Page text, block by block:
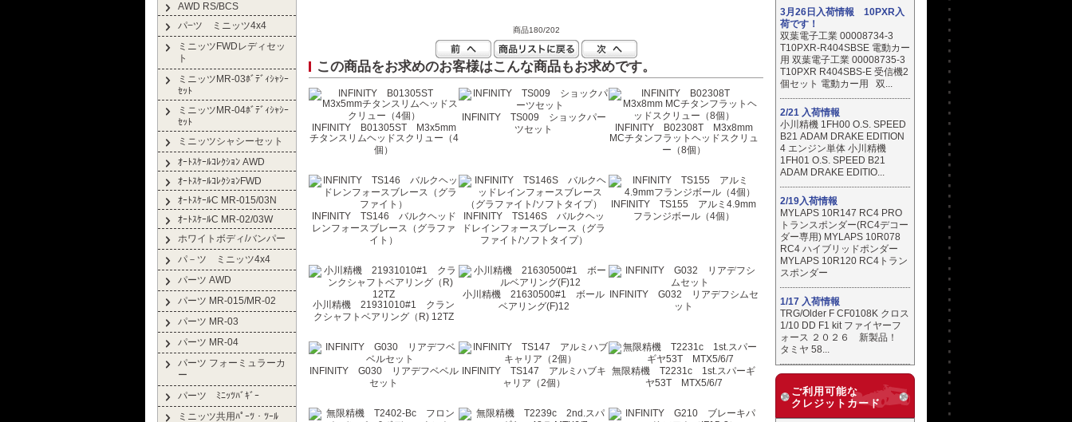
AWD RS/BCS
パ−ツ ミニッツ4x4
ミニッツFWDレディセッ
ト
ミニッツMR-03ﾎﾞﾃﾞｨｼｬｼｰ
ｾｯﾄ
ミニッツMR-04ﾎﾞﾃﾞｨｼｬｼｰ
ｾｯﾄ
ミニッツシャシーセット
ｵｰﾄｽｹｰﾙｺﾚｸｼｮﾝ AWD
ｵｰﾄｽｹｰﾙｺﾚｸｼｮﾝFWD
ｵｰﾄｽｹｰﾙC MR-015/03N
ｵｰﾄｽｹｰﾙC MR-02/03W
ホワイトボディ/バンパー
パ－ツ ミニッツ4x4
パーツ AWD
パーツ MR-015/MR-02
パーツ MR-03
パーツ MR-04
パーツ フォーミュラーカ
ー
パーツ ﾐﾆｯﾂﾊﾞｷﾞｰ
ミニッツ共用ﾊﾟｰﾂ・ﾂｰﾙ
商品180/202
この商品をお求めのお客様はこんな商品もお求めです。
INFINITY B01305ST M3x5mm
チタンスリムヘッドスクリュー（4
個）
INFINITY TS009 ショックパー
ツセット
INFINITY B02308T M3x8mm
MCチタンフラットヘッドスクリュ
ー（8個）
INFINITY TS146 バルクヘッド
レンフォースブレース（グラファ
イト）
INFINITY TS146S バルクヘッ
ドレインフォースブレース（グラ
ファイト/ソフトタイプ）
INFINITY TS155 アルミ4.9mm
フランジボール（4個）
小川精機 21931010#1 クラン
クシャフトベアリング（R) 12TZ
小川精機 21630500#1 ボール
ベアリング(F)12
INFINITY G032 リアデフシムセ
ット
INFINITY G030 リアデフベベル
セット
INFINITY TS147 アルミハブキ
ャリア（2個）
無限精機 T2231c 1st.スパーギ
ヤ53T MTX5/6/7
3月26日入荷情報 10PXR入
荷です！
双葉電子工業 00008734-3
T10PXR-R404SBSE 電動カー
用 双葉電子工業 00008735-3
T10PXR R404SBS-E 受信機2
個セット 電動カー用 双...
2/21 入荷情報
小川精機 1FH00 O.S. SPEED
B21 ADAM DRAKE EDITION
4 エンジン単体 小川精機
1FH01 O.S. SPEED B21
ADAM DRAKE EDITIO...
2/19入荷情報
MYLAPS 10R147 RC4 PRO
トランスポンダー(RC4デコー
ダー専用) MYLAPS 10R078
RC4 ハイブリッドポンダー
MYLAPS 10R120 RC4トラン
スポンダー
1/17 入荷情報
TRG/Older F CF0108K クロス
1/10 DD F1 kit ファイヤーフ
ォース ２０２６ 新製品！
タミヤ 58...
ご利用可能な
クレジットカード